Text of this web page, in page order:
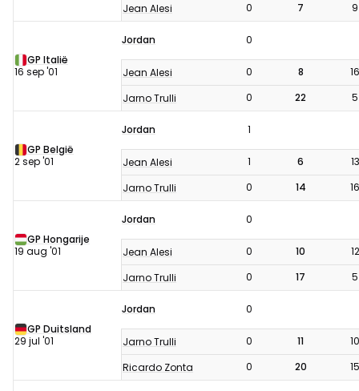
Jean Alesi
0 7 9
GP Italië
16 sep '01
Jordan 0
Jean Alesi 0 8
16
Jarno Trulli
0 22 5
GP België
2 sep '01
Jordan 1
Jean Alesi 1 6
13
Jarno Trulli
0 14 16
GP Hongarije
19 aug '01
Jordan 0
Jean Alesi 0 10
12
Jarno Trulli
0 17 5
GP Duitsland
29 jul '01
Jordan 0
Jarno Trulli 0 11
10
Ricardo Zonta
0 20 15